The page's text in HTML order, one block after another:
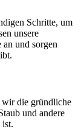
Schritte, um
unsere
und sorgen
wir die gründliche
und andere
ist.